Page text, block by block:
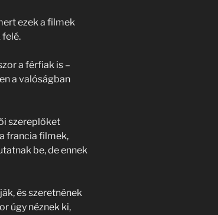
ezek a filmek
a férfiak is –
a valóságban
szereplőket
francia filmek,
be, de ennek
és szeretnének
úgy néznek ki,